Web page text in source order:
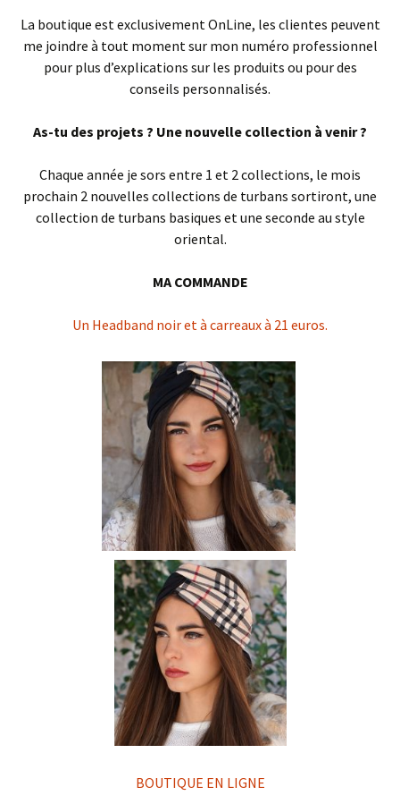
La boutique est exclusivement OnLine, les clientes peuvent
me joindre à tout moment sur mon numéro professionnel
pour plus d’explications sur les produits ou pour des
conseils personnalisés.
As-tu des projets ? Une nouvelle collection à venir ?
Chaque année je sors entre 1 et 2 collections, le mois
prochain 2 nouvelles collections de turbans sortiront, une
collection de turbans basiques et une seconde au style
oriental.
MA COMMANDE
Un Headband noir et à carreaux à 21 euros.
BOUTIQUE EN LIGNE